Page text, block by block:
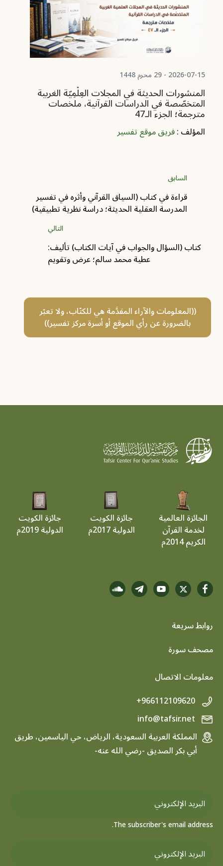
2026-07-15 - 29 محرم 1448
المنشورات الحديثة في المجلات العِلْمِيّة الغربية
المتخصّصة في الدراسات القرآنية، ملخصات
مترجمة؛ الجزء الـ47
المؤلف :فريق موقع تفسير
السابق
قراءة في كتاب (السياق القرآني وأثره في تفسير
المدرسة العقلية الحديثة؛ دراسة نظرية تطبيقية)
التالي
كتاب (السؤال والجواب في آيات الكتاب) تأليف:
عطية محمد سالم؛ عرض وتقويم
((المعلومات والآراء المقدَّمة هي للكتّاب، ولا تعبّر
بالضرورة عن رأي الموقع أو أسرة مركز تفسير))
الجائزة العالمية
لخدمة القرآن
الكريم 2014م
جائزة الكويت
الدولية 2017م
جائزة الكويت
الدولية 2019م
روابط سريعة
footer menu
مصحف سورة
معلومات الاتصال
+966112109620
المملكة العربية السعودية، الرياض، حي الياسمين، طريق
أبي بكر الصديق -رضي الله عنه-
The subscriber's email address.